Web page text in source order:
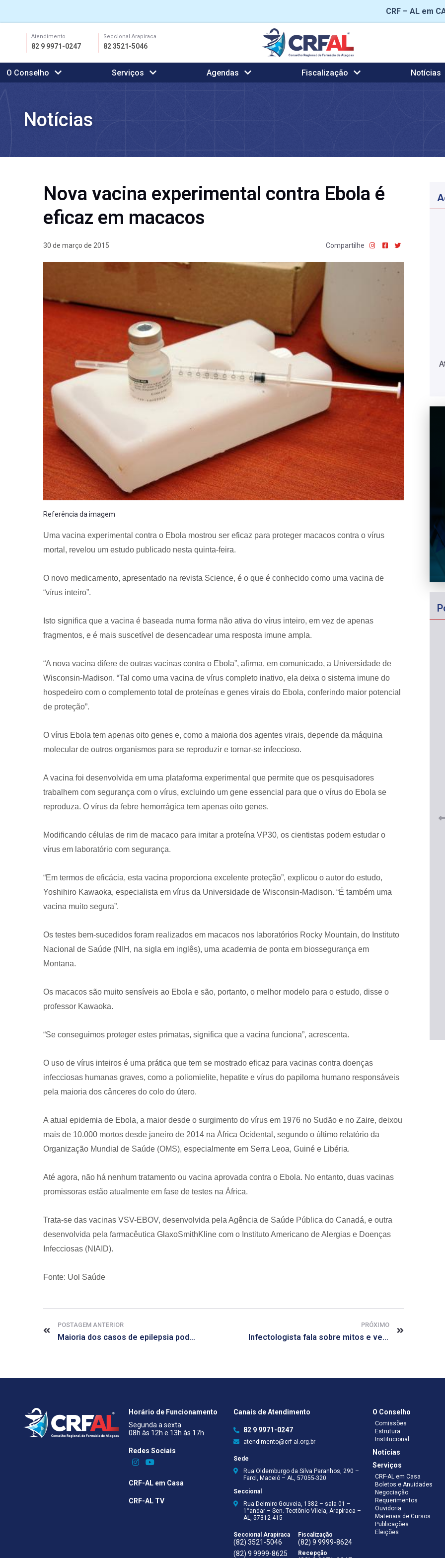
CRF – AL em
conteúdo
Atendimento
82 9 9971-0247
Seccional Arapiraca
82 3521-5046
O Conselho Serviços Agendas Fiscalização Notícias
Notícias
Nova vacina experimental contra Ebola é
eficaz em macacos
30 de março de 2015 Compartilhe
Referência da imagem
Uma vacina experimental contra o Ebola mostrou ser eficaz para proteger macacos contra o vírus
mortal, revelou um estudo publicado nesta quinta-feira.
O novo medicamento, apresentado na revista Science, é o que é conhecido como uma vacina de
“vírus inteiro”.
Isto significa que a vacina é baseada numa forma não ativa do vírus inteiro, em vez de apenas
fragmentos, e é mais suscetível de desencadear uma resposta imune ampla.
“A nova vacina difere de outras vacinas contra o Ebola”, afirma, em comunicado, a Universidade de
Wisconsin-Madison. “Tal como uma vacina de vírus completo inativo, ela deixa o sistema imune do
hospedeiro com o complemento total de proteínas e genes virais do Ebola, conferindo maior potencial
de proteção”.
O vírus Ebola tem apenas oito genes e, como a maioria dos agentes virais, depende da máquina
molecular de outros organismos para se reproduzir e tornar-se infeccioso.
A vacina foi desenvolvida em uma plataforma experimental que permite que os pesquisadores
trabalhem com segurança com o vírus, excluindo um gene essencial para que o vírus do Ebola se
reproduza. O vírus da febre hemorrágica tem apenas oito genes.
Modificando células de rim de macaco para imitar a proteína VP30, os cientistas podem estudar o
vírus em laboratório com segurança.
“Em termos de eficácia, esta vacina proporciona excelente proteção”, explicou o autor do estudo,
Yoshihiro Kawaoka, especialista em vírus da Universidade de Wisconsin-Madison. “É também uma
vacina muito segura”.
Os testes bem-sucedidos foram realizados em macacos nos laboratórios Rocky Mountain, do Instituto
Nacional de Saúde (NIH, na sigla em inglês), uma academia de ponta em biossegurança em
Montana.
Os macacos são muito sensíveis ao Ebola e são, portanto, o melhor modelo para o estudo, disse o
professor Kawaoka.
“Se conseguimos proteger estes primatas, significa que a vacina funciona”, acrescenta.
O uso de vírus inteiros é uma prática que tem se mostrado eficaz para vacinas contra doenças
infecciosas humanas graves, como a poliomielite, hepatite e vírus do papiloma humano responsáveis
pela maioria dos cânceres do colo do útero.
A atual epidemia de Ebola, a maior desde o surgimento do vírus em 1976 no Sudão e no Zaire, deixou
mais de 10.000 mortos desde janeiro de 2014 na África Ocidental, segundo o último relatório da
Organização Mundial de Saúde (OMS), especialmente em Serra Leoa, Guiné e Libéria.
Até agora, não há nenhum tratamento ou vacina aprovada contra o Ebola. No entanto, duas vacinas
promissoras estão atualmente em fase de testes na África.
Trata-se das vacinas VSV-EBOV, desenvolvida pela Agência de Saúde Pública do Canadá, e outra
desenvolvida pela farmacêutica GlaxoSmithKline com o Instituto Americano de Alergias e Doenças
Infecciosas (NIAID).
Fonte: Uol Saúde
POSTAGEM ANTERIOR
Maioria dos casos de epilepsia pode ser controlada com medicação
PRÓXIMO
Infectologista fala sobre mitos e verdades a respeito dos antibióticos
da Anvisa sobre medicamentos à
base de Cannabis
29 de janeiro de 2026
CRF-SP e garante continuidade
do acesso gratuito à Academia
Virtual de Farmácia
Horário de Funcionamento
Segunda a sexta
08h às 12h e 13h às 17h
Redes Sociais​
CRF-AL em Casa
CRF-AL TV
Canais de Atendimento
82 9 9971-0247
atendimento@crf-al.org.br
Sede
Rua Oldemburgo da Silva Paranhos, 290 –
Farol, Maceió – AL, 57055-320
Seccional
Rua Delmiro Gouveia, 1382 – sala 01 –
1°andar – Sen. Teotônio Vilela, Arapiraca –
AL, 57312-415
Seccional Arapiraca
(82) 3521-5046
(82) 9 9999-8625
Fiscalização
(82) 9 9999-8624
Recepção
O Conselho
Comissões
Estrutura
Institucional
Notícias
Serviços
CRF-AL em Casa
Boletos e Anuidades
Negociação
Requerimentos
Ouvidoria
Materiais de Cursos
Publicações
Eleições